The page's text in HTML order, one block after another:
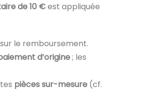
de 10 €est appliquée
le remboursement.
d’origine; les
pièces sur-mesure(cf.